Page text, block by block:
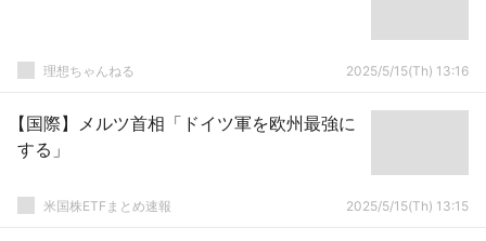
理想ちゃんねる 2025/5/15(Th) 13:16
【国際】メルツ首相「ドイツ軍を欧州最強に
する」
米国株ETFまとめ速報 2025/5/15(Th) 13:15